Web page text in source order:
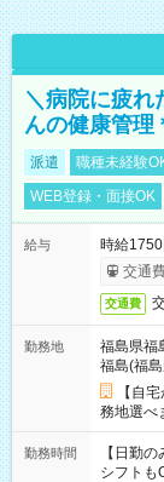
＼病院に疲れ
んの健康管理
派遣 職種未経験
WEB登録・面接OK
給与
時給
交通
交通費
勤務地
福島県福
福島(福
【自
務地選べ
勤務時間
【日勤のみ】
シフト